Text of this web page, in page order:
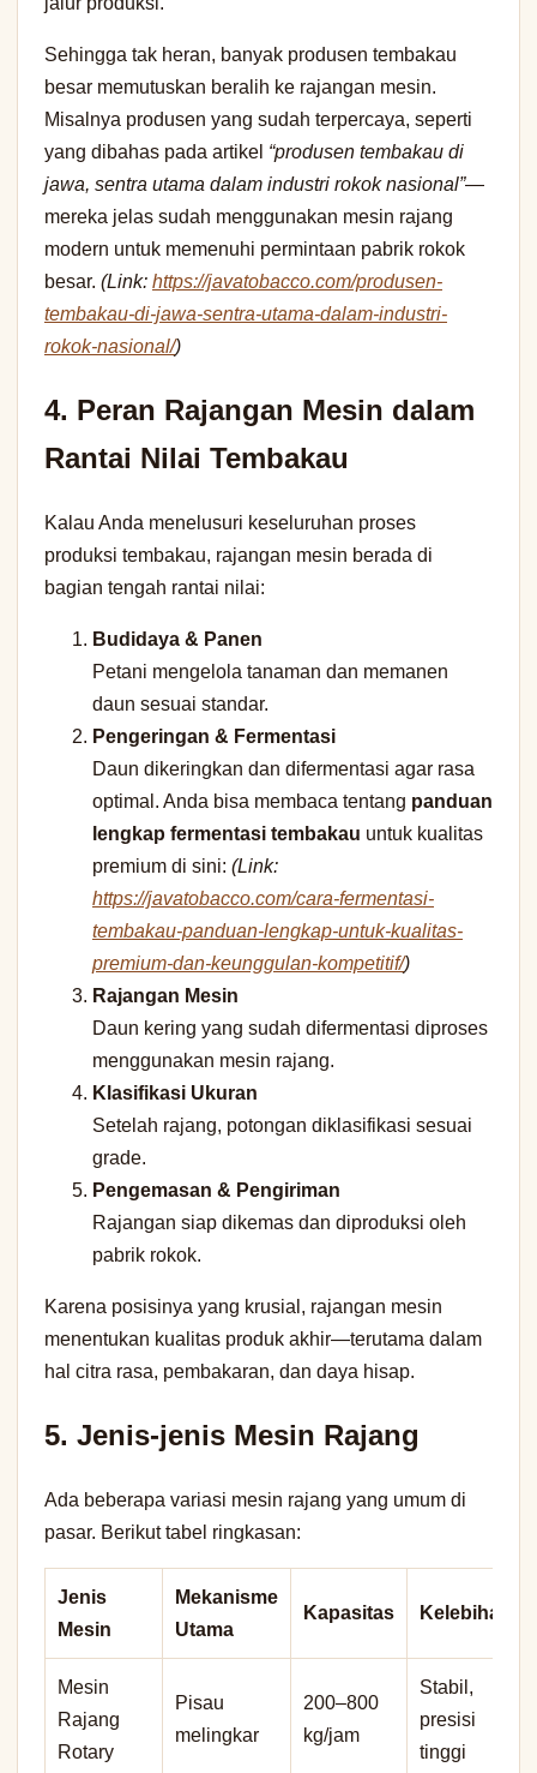
Sehingga tak heran, banyak produsen tembakau
besar memutuskan beralih ke rajangan mesin.
Misalnya produsen yang sudah terpercaya, seperti
yang dibahas pada artikel “produsen tembakau di
jawa, sentra utama dalam industri rokok nasional”—
mereka jelas sudah menggunakan mesin rajang
modern untuk memenuhi permintaan pabrik rokok
besar. (Link: https://javatobacco.com/produsen-
tembakau-di-jawa-sentra-utama-dalam-industri-
rokok-nasional/)
4. Peran Rajangan Mesin dalam
Rantai Nilai Tembakau
Kalau Anda menelusuri keseluruhan proses
produksi tembakau, rajangan mesin berada di
bagian tengah rantai nilai:
Budidaya & Panen
Petani mengelola tanaman dan memanen
daun sesuai standar.
Pengeringan & Fermentasi
Daun dikeringkan dan difermentasi agar rasa
optimal. Anda bisa membaca tentang panduan
lengkap fermentasi tembakau untuk kualitas
premium di sini: (Link:
https://javatobacco.com/cara-fermentasi-
tembakau-panduan-lengkap-untuk-kualitas-
premium-dan-keunggulan-kompetitif/)
Rajangan Mesin
Daun kering yang sudah difermentasi diproses
menggunakan mesin rajang.
Klasifikasi Ukuran
Setelah rajang, potongan diklasifikasi sesuai
grade.
Pengemasan & Pengiriman
Rajangan siap dikemas dan diproduksi oleh
pabrik rokok.
Karena posisinya yang krusial, rajangan mesin
menentukan kualitas produk akhir—terutama dalam
hal citra rasa, pembakaran, dan daya hisap.
5. Jenis-jenis Mesin Rajang
Ada beberapa variasi mesin rajang yang umum di
pasar. Berikut tabel ringkasan:
Jenis
Mesin
Mekanisme
Utama
Kapasitas Kelebihan
Mesin
Rajang
Rotary
Pisau
melingkar
200–800
kg/jam
Stabil,
presisi
tinggi